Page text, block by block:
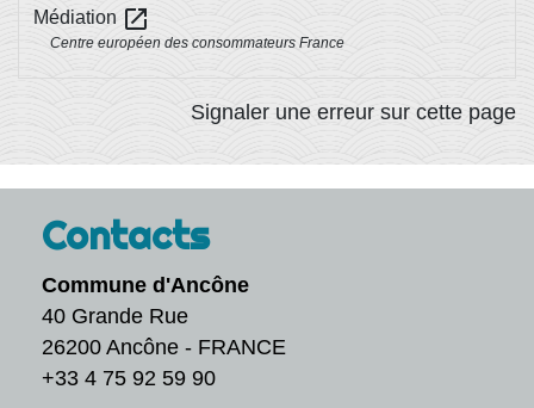
Médiation open_in_new
Centre européen des consommateurs France
Signaler une erreur sur cette page
Contacts
Commune d'Ancône
40 Grande Rue
26200 Ancône - FRANCE
+33 4 75 92 59 90